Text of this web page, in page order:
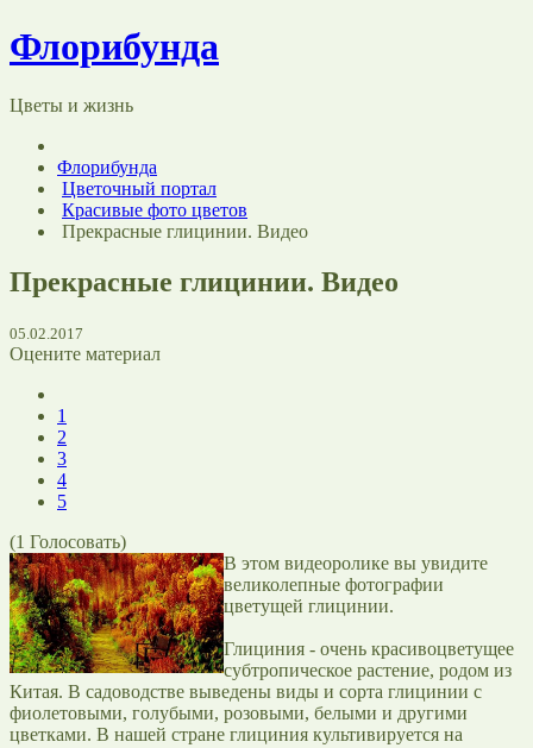
Флорибунда
Цветы и жизнь
Флорибунда
Цветочный портал
Красивые фото цветов
Прекрасные глицинии. Видео
Прекрасные глицинии. Видео
05.02.2017
Оцените материал
1
2
3
4
5
(1 Голосовать)
В этом видеоролике вы увидите
великолепные фотографии
цветущей глицинии.
Глициния - очень красивоцветущее
субтропическое растение, родом из
Китая. В садоводстве выведены виды и сорта глицинии с
фиолетовыми, голубыми, розовыми, белыми и другими
цветками. В нашей стране глициния культивируется на